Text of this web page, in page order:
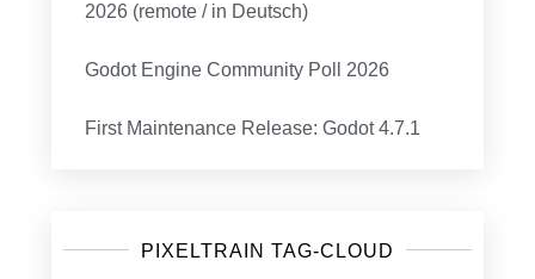
2026 (remote / in Deutsch)
Godot Engine Community Poll 2026
First Maintenance Release: Godot 4.7.1
PIXELTRAIN TAG-CLOUD